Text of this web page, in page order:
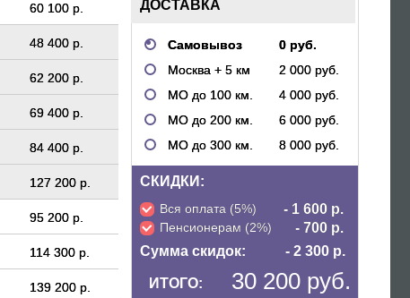
ДОСТАВКА
Самовывоз
0 руб.
Москва + 5 км
2 000 руб.
МО до 100 км.
4 000 руб.
МО до 200 км.
6 000 руб.
МО до 300 км.
8 000 руб.
СКИДКИ:
Вся оплата (5%) - 1 600 р.
Пенсионерам (2%)
- 700 р.
Сумма скидок:
- 2 300 р.
ИТОГО: 30 200 руб.
60 100 р.
48 400 р.
62 200 р.
69 400 р.
84 400 р.
127 200 р.
95 200 р.
114 300 р.
139 200 р.